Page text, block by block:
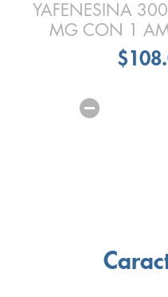
YAFENESINA
MG CON 1